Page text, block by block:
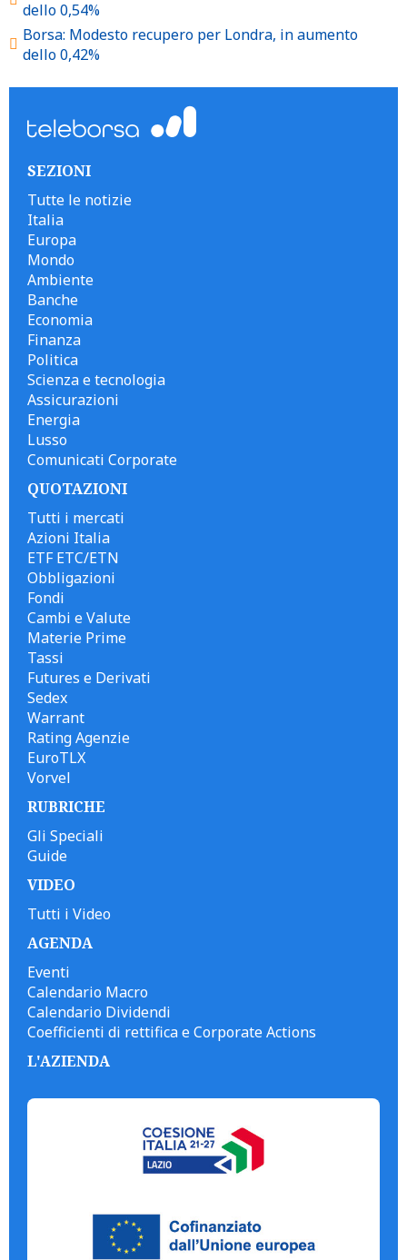
dello 0,54%
Borsa: Modesto recupero per Londra, in aumento
dello 0,42%
SEZIONI
Tutte le notizie
Italia
Europa
Mondo
Ambiente
Banche
Economia
Finanza
Politica
Scienza e tecnologia
Assicurazioni
Energia
Lusso
Comunicati Corporate
QUOTAZIONI
Tutti i mercati
Azioni Italia
ETF ETC/ETN
Obbligazioni
Fondi
Cambi e Valute
Materie Prime
Tassi
Futures e Derivati
Sedex
Warrant
Rating Agenzie
EuroTLX
Vorvel
RUBRICHE
Gli Speciali
Guide
VIDEO
Tutti i Video
AGENDA
Eventi
Calendario Macro
Calendario Dividendi
Coefficienti di rettifica e Corporate Actions
L'AZIENDA